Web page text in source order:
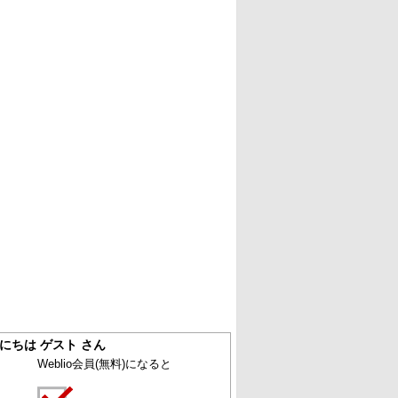
ちは ゲスト さん
Weblio会員(無料)になると